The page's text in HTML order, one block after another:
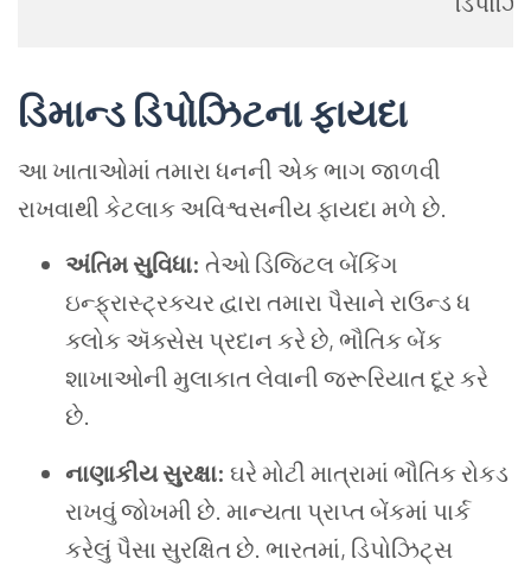
ડિમાન્ડ ડિપોઝિટના ફાયદા
આ ખાતાઓમાં તમારા ધનની એક ભાગ જાળવી
રાખવાથી કેટલાક અવિશ્વસનીય ફાયદા મળે છે.
અંતિમ સુવિધા: તેઓ ડિજિટલ બેંકિંગ
ઇન્ફ્રાસ્ટ્રક્ચર દ્વારા તમારા પૈસાને રાઉન્ડ ધ
ક્લોક ઍક્સેસ પ્રદાન કરે છે, ભૌતિક બેંક
શાખાઓની મુલાકાત લેવાની જરૂરિયાત દૂર કરે
છે.
નાણાકીય સુરક્ષા: ઘરે મોટી માત્રામાં ભૌતિક રોકડ
રાખવું જોખમી છે. માન્યતા પ્રાપ્ત બેંકમાં પાર્ક
કરેલું પૈસા સુરક્ષિત છે. ભારતમાં, ડિપોઝિટ્સ